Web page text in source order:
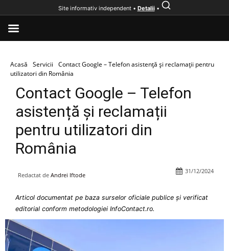
Acasă Servicii
Contact Google – Telefon asistență și reclamații pentru
utilizatori din România
Contact Google – Telefon
asistență și reclamații
pentru utilizatori din
România
Redactat de Andrei Iftode
31/12/2024
Articol documentat pe baza surselor oficiale publice și verificat
editorial conform metodologiei InfoContact.ro.
Site informativ independent • Detalii•